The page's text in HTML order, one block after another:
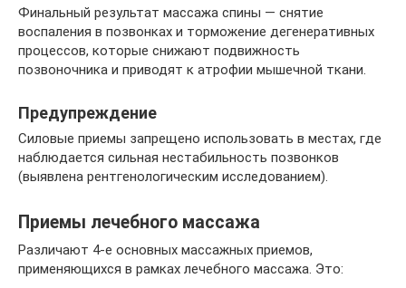
Финальный результат массажа спины — снятие
воспаления в позвонках и торможение дегенеративных
процессов, которые снижают подвижность
позвоночника и приводят к атрофии мышечной ткани.
Предупреждение
Силовые приемы запрещено использовать в местах, где
наблюдается сильная нестабильность позвонков
(выявлена рентгенологическим исследованием).
Приемы лечебного массажа
Различают 4-е основных массажных приемов,
применяющихся в рамках лечебного массажа. Это: